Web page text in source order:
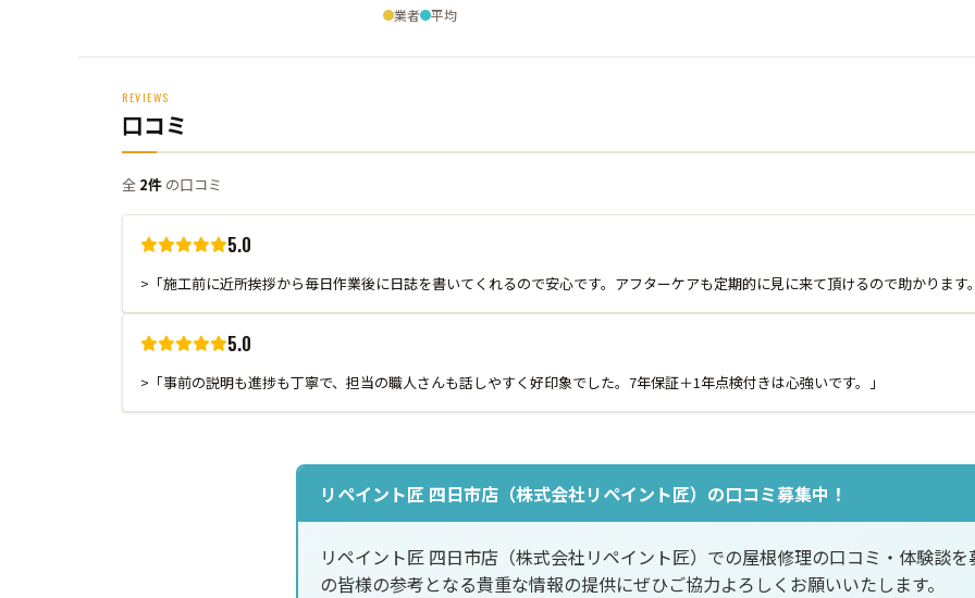
業者 平均
REVIEWS
口コミ
全 2件 の口コミ
5.0
>「施工前に近所挨拶から毎日作業後に日誌を書いてくれるので安心です。アフターケアも定期的に見に来て頂けるので助かります
5.0
>「事前の説明も進捗も丁寧で、担当の職人さんも話しやすく好印象でした。7年保証＋1年点検付きは心強いです。」
リペイント匠 四日市店（株式会社リペイント匠）の口コミ募集中！
リペイント匠 四日市店（株式会社リペイント匠）での屋根修理の口コミ・体験談
の皆様の参考となる貴重な情報の提供にぜひご協力よろしくお願いいたします。